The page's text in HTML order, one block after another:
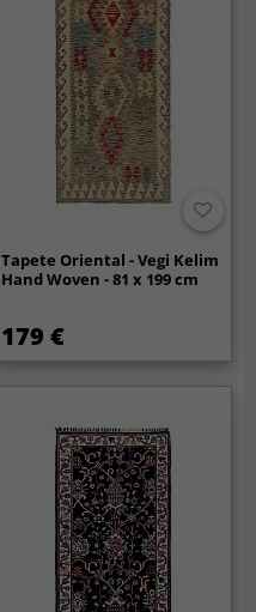
Tapete Oriental - Vegi Kelim
Hand Woven - 81 x 199 cm
179 €